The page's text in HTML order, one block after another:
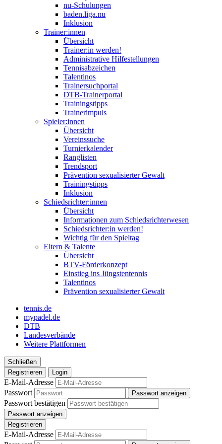
nu-Schulungen
baden.liga.nu
Inklusion
Trainer:innen
Übersicht
Trainer:in werden!
Administrative Hilfestellungen
Tennisabzeichen
Talentinos
Trainersuchportal
DTB-Trainerportal
Trainingstipps
Trainerimpuls
Spieler:innen
Übersicht
Vereinssuche
Turnierkalender
Ranglisten
Trendsport
Prävention sexualisierter Gewalt
Trainingstipps
Inklusion
Schiedsrichter:innen
Übersicht
Informationen zum Schiedsrichterwesen
Schiedsrichter:in werden!
Wichtig für den Spieltag
Eltern & Talente
Übersicht
BTV-Förderkonzept
Einstieg ins Jüngstentennis
Talentinos
Prävention sexualisierter Gewalt
tennis.de
mypadel.de
DTB
Landesverbände
Weitere Plattformen
Schließen
Registrieren
Login
E-Mail-Adresse
Passwort
Passwort anzeigen
Passwort bestätigen
Passwort anzeigen
Registrieren
E-Mail-Adresse